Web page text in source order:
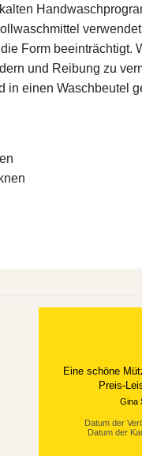
Form beeinträchtigt.
und Reibung zu
in einen Waschbeutel
Datum der